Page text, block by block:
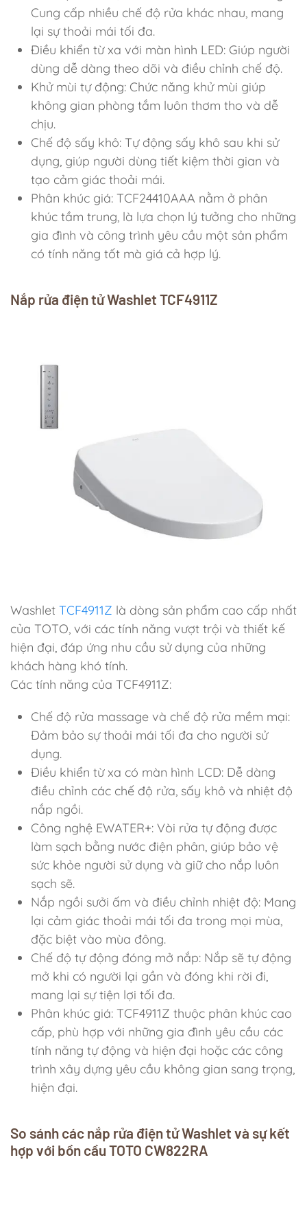
Cung cấp nhiều chế độ rửa khác nhau, mang
lại sự thoải mái tối đa.
Điều khiển từ xa với màn hình LED: Giúp người
dùng dễ dàng theo dõi và điều chỉnh chế độ.
Khử mùi tự động: Chức năng khử mùi giúp
không gian phòng tắm luôn thơm tho và dễ
chịu.
Chế độ sấy khô: Tự động sấy khô sau khi sử
dụng, giúp người dùng tiết kiệm thời gian và
tạo cảm giác thoải mái.
Phân khúc giá: TCF24410AAA nằm ở phân
khúc tầm trung, là lựa chọn lý tưởng cho những
gia đình và công trình yêu cầu một sản phẩm
có tính năng tốt mà giá cả hợp lý.
Nắp rửa điện tử Washlet TCF4911Z
Washlet TCF4911Z là dòng sản phẩm cao cấp nhất
của TOTO, với các tính năng vượt trội và thiết kế
hiện đại, đáp ứng nhu cầu sử dụng của những
khách hàng khó tính.
Các tính năng của TCF4911Z:
Chế độ rửa massage và chế độ rửa mềm mại:
Đảm bảo sự thoải mái tối đa cho người sử
dụng.
Điều khiển từ xa có màn hình LCD: Dễ dàng
điều chỉnh các chế độ rửa, sấy khô và nhiệt độ
nắp ngồi.
Công nghệ EWATER+: Vòi rửa tự động được
làm sạch bằng nước điện phân, giúp bảo vệ
sức khỏe người sử dụng và giữ cho nắp luôn
sạch sẽ.
Nắp ngồi sưởi ấm và điều chỉnh nhiệt độ: Mang
lại cảm giác thoải mái tối đa trong mọi mùa,
đặc biệt vào mùa đông.
Chế độ tự động đóng mở nắp: Nắp sẽ tự động
mở khi có người lại gần và đóng khi rời đi,
mang lại sự tiện lợi tối đa.
Phân khúc giá: TCF4911Z thuộc phân khúc cao
cấp, phù hợp với những gia đình yêu cầu các
tính năng tự động và hiện đại hoặc các công
trình xây dựng yêu cầu không gian sang trọng,
hiện đại.
So sánh các nắp rửa điện tử Washlet và sự kết
hợp với bồn cầu TOTO CW822RA